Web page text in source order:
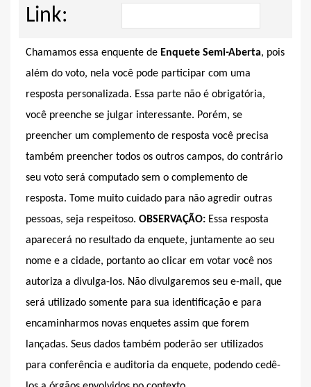
Link:
Chamamos essa enquente de Enquete Semi-Aberta, pois
além do voto, nela você pode participar com uma
resposta personalizada. Essa parte não é obrigatória,
você preenche se julgar interessante. Porém, se
preencher um complemento de resposta você precisa
também preencher todos os outros campos, do contrário
seu voto será computado sem o complemento de
resposta. Tome muito cuidado para não agredir outras
pessoas, seja respeitoso. OBSERVAÇÃO: Essa resposta
aparecerá no resultado da enquete, juntamente ao seu
nome e a cidade, portanto ao clicar em votar você nos
autoriza a divulga-los. Não divulgaremos seu e-mail, que
será utilizado somente para sua identificação e para
encaminharmos novas enquetes assim que forem
lançadas. Seus dados também poderão ser utilizados
para conferência e auditoria da enquete, podendo cedê-